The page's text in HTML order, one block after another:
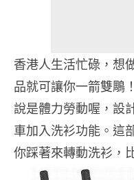
香港人生活忙碌，想
品就可讓你一箭雙鵰
說是體力勞動喔，設
車加入洗衫功能。這
你踩著來轉動洗衫，